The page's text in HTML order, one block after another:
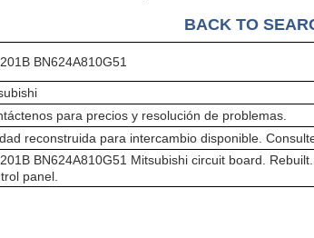
BACK TO
BN624A810G51
para precios y resolución de problemas.
reconstruida para intercambio disponible.
BN624A810G51 Mitsubishi circuit board.
panel.